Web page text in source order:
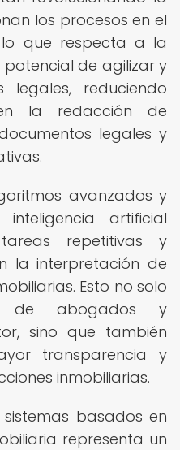
los procesos en el
lo que respecta a la
potencial de agilizar y
legales, reduciendo
la redacción de
legales y
avanzados y
artificial
repetitivas y
la interpretación de
Esto no solo
de abogados y
sino que también
transparencia y
inmobiliarias.
basados en
representa un